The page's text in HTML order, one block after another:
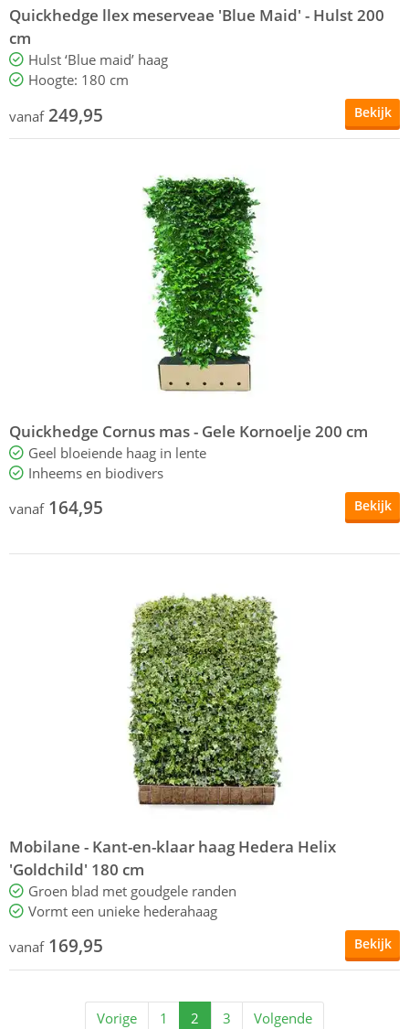
Quickhedge llex meserveae 'Blue Maid' - Hulst 200
cm
Hulst ‘Blue maid’ haag
Hoogte: 180 cm
vanaf 249,95 Bekijk
Quickhedge Cornus mas - Gele Kornoelje 200 cm
Geel bloeiende haag in lente
Inheems en biodivers
vanaf 164,95 Bekijk
Mobilane - Kant-en-klaar haag Hedera Helix
'Goldchild' 180 cm
Groen blad met goudgele randen
Vormt een unieke hederahaag
vanaf 169,95 Bekijk
Vorige 1 2 3 Volgende